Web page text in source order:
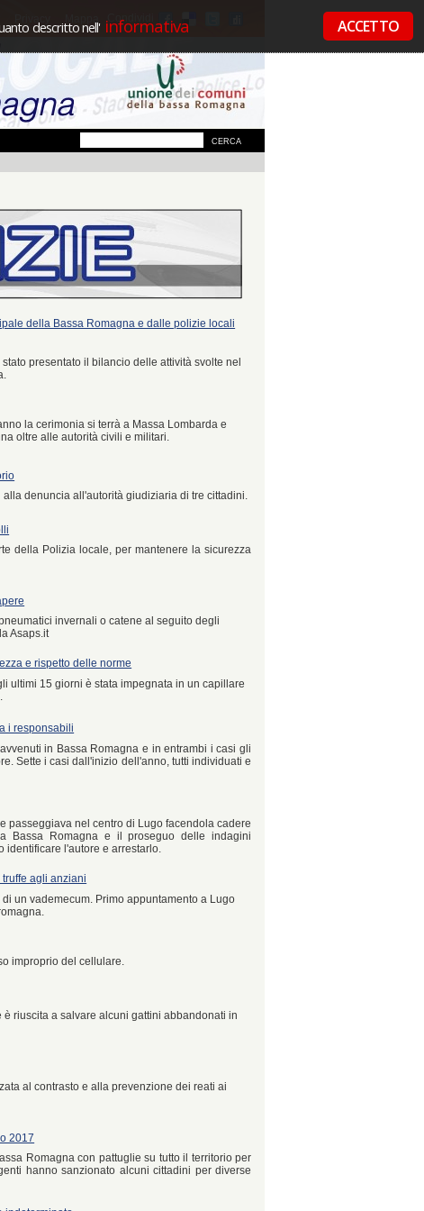
descritto nell'informativa ACCETTO
Condividi
della Bassa Romagna e dalle polizie locali
presentato il bilancio delle attività svolte nel
la cerimonia si terrà a Massa Lombarda e
oltre alle autorità civili e militari.
denuncia all'autorità giudiziaria di tre cittadini.
della Polizia locale, per mantenere la sicurezza
invernali o catene al seguito degli
Asaps.it
e rispetto delle norme
ultimi 15 giorni è stata impegnata in un capillare
i responsabili
in Bassa Romagna e in entrambi i casi gli
Sette i casi dall'inizio dell'anno, tutti individuati e
passeggiava nel centro di Lugo facendola cadere
Bassa Romagna e il proseguo delle indagini
l'autore e arrestarlo.
agli anziani
un vademecum. Primo appuntamento a Lugo
improprio del cellulare.
riuscita a salvare alcuni gattini abbandonati in
al contrasto e alla prevenzione dei reati ai
2017
Romagna con pattuglie su tutto il territorio per
hanno sanzionato alcuni cittadini per diverse